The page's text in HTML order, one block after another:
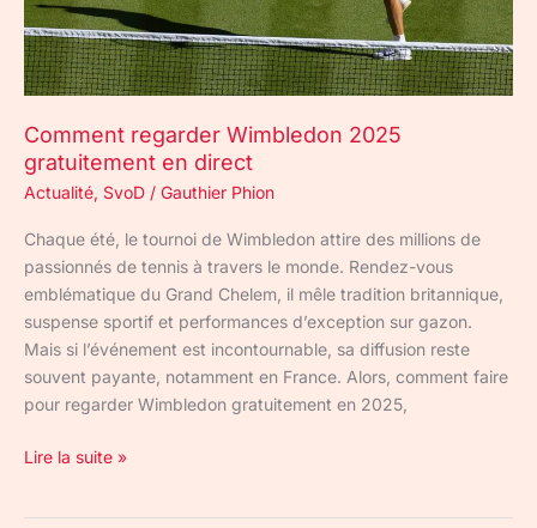
Comment regarder Wimbledon 2025
gratuitement en direct
Actualité, SvoD / Gauthier Phion
Chaque été, le tournoi de Wimbledon attire des millions de
passionnés de tennis à travers le monde. Rendez-vous
emblématique du Grand Chelem, il mêle tradition britannique,
suspense sportif et performances d’exception sur gazon.
Mais si l’événement est incontournable, sa diffusion reste
souvent payante, notamment en France. Alors, comment faire
pour regarder Wimbledon gratuitement en 2025,
Lire la suite »